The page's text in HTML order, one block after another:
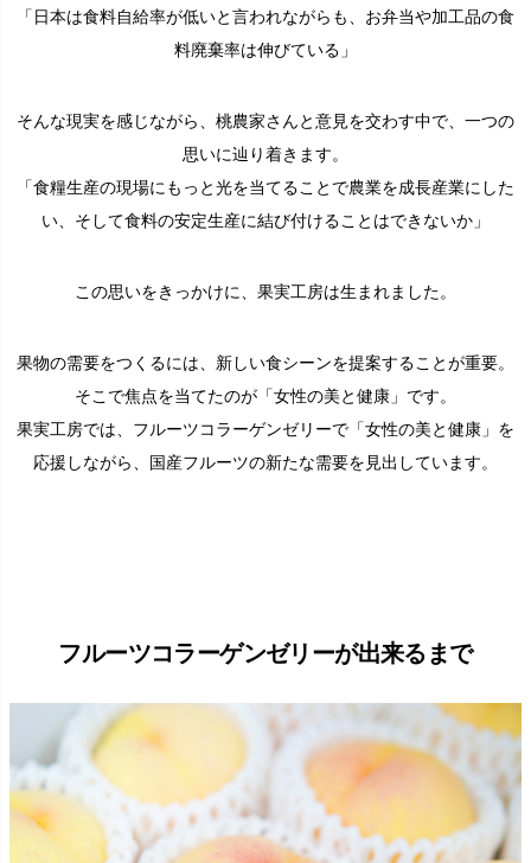
「日本は食料自給率が低いと言われながらも、お弁当や加工品の食
料廃棄率は伸びている」
そんな現実を感じながら、桃農家さんと意見を交わす中で、一つの
思いに辿り着きます。
「食糧生産の現場にもっと光を当てることで農業を成長産業にした
い、そして食料の安定生産に結び付けることはできないか」
この思いをきっかけに、果実工房は生まれました。
果物の需要をつくるには、新しい食シーンを提案することが重要。
そこで焦点を当てたのが「女性の美と健康」です。
果実工房では、フルーツコラーゲンゼリーで「女性の美と健康」を
応援しながら、国産フルーツの新たな需要を見出しています。
フルーツコラーゲンゼリーが出来るまで